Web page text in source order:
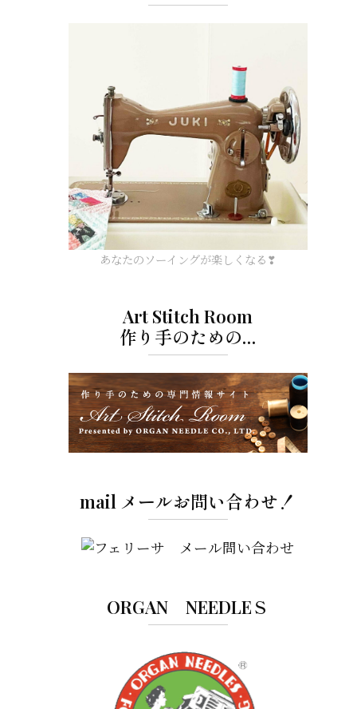
あなたのソーイングが楽しくなる❣
Art Stitch Room
作り手のための…
mail メールお問い合わせ！
ORGAN NEEDLEＳ